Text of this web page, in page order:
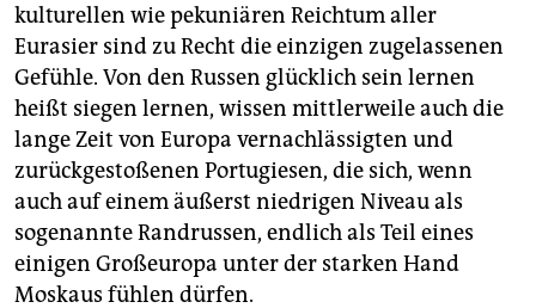
kulturellen wie pekuniären Reichtum aller
Eurasier sind zu Recht die einzigen zugelassenen
Gefühle. Von den Russen glücklich sein lernen
heißt siegen lernen, wissen mittlerweile auch die
lange Zeit von Europa vernachlässigten und
zurückgestoßenen Portugiesen, die sich, wenn
auch auf einem äußerst niedrigen Niveau als
sogenannte Randrussen, endlich als Teil eines
einigen Großeuropa unter der starken Hand
Moskaus fühlen dürfen.